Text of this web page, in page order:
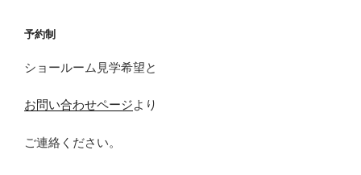
予約制
ショールーム見学希望と
お問い合わせページより
ご連絡ください。